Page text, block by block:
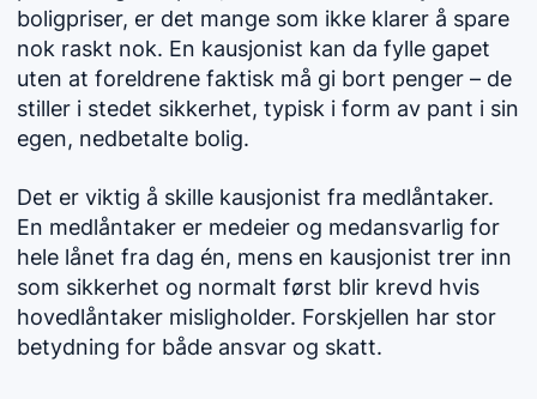
boligpriser, er det mange som ikke klarer å spare
nok raskt nok. En kausjonist kan da fylle gapet
uten at foreldrene faktisk må gi bort penger – de
stiller i stedet sikkerhet, typisk i form av pant i sin
egen, nedbetalte bolig.
Det er viktig å skille kausjonist fra medlåntaker.
En medlåntaker er medeier og medansvarlig for
hele lånet fra dag én, mens en kausjonist trer inn
som sikkerhet og normalt først blir krevd hvis
hovedlåntaker misligholder. Forskjellen har stor
betydning for både ansvar og skatt.